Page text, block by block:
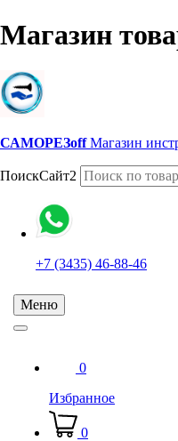
Магазин
САМОРЕЗoff Магазин
ПоискСайт2
+7 (3435) 46-88-46
Меню
0
Избранное
0